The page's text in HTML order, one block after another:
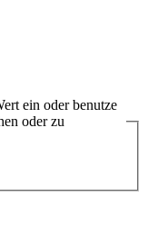
ein oder benutze
oder zu